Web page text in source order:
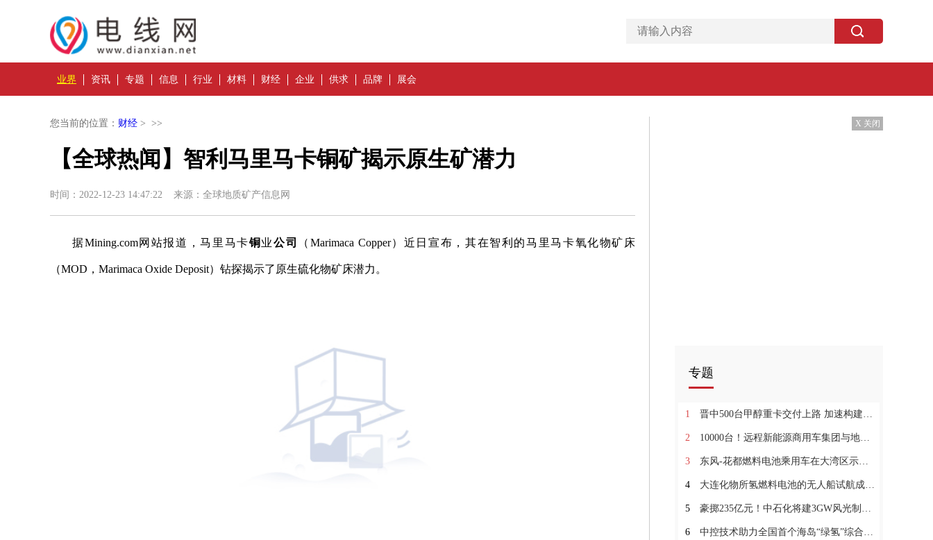
业界 资讯 专题 信息 行业 材料 财经 企业 供求 品牌 展会
您当前的位置： 财经 > >>
【全球热闻】智利马里马卡铜矿揭示原生矿潜力
时间：2022-12-23 14:47:22 来源：全球地质矿产信息网
据Mining.com网站报道，马里马卡铜 业公司 （Marimaca Copper）近日宣布，其在智利的马里马卡氧化物矿床
（MOD，Marimaca Oxide Deposit）钻探揭示了原生硫化物矿床潜力。
X 关闭
专题
1 晋中500台甲醇重卡交付上路 加速构建千亿甲醇经济生态
2 10000台！远程新能源商用车集团与地上铁达成战略合作
3 东风-花都燃料电池乘用车在大湾区示范运营 焦点热门
4 大连化物所氢燃料电池的无人船试航成功|天天热头条
5 豪掷235亿元！中石化将建3GW风光制氢示范项目|环球报资讯
6 中控技术助力全国首个海岛“绿氢”综合能源示范项目-天天微动态